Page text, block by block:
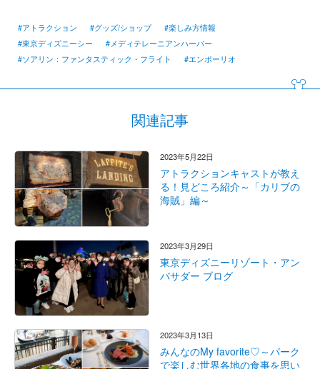
#アトラクション #グッズ/ショップ
#楽しみ方情報
#東京ディズニーシー
#メディテレーニアンハーバー
#ソアリン：ファンタスティック・フライト
#エンポーリオ
関連記事
2023年5月22日
アトラクションキャストが教え
る！見どころ紹介～「カリブの
海賊」編～
2023年3月29日
東京ディズニーリゾート・アン
バサダー ブログ
2023年3月13日
みんなのMy favorite♡～パーク
で楽しむ世界各地の食事を思い